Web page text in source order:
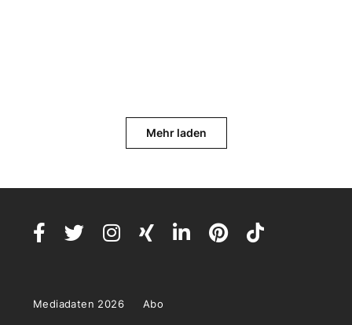
Mehr laden
Mediadaten 2026 Abo